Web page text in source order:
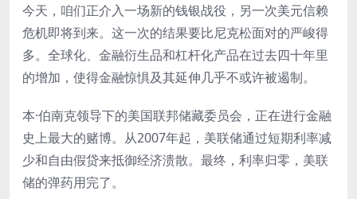
今天，咱们正介入一场新的钱银战役，另一次美元信赖
危机即将到来。这一次的结果要比尼克松面对的严峻得
多。全球化、金融衍生品和杠杆化产品在过去四十年里
的增加，使得金融惊惧及其延伸几乎不或许被遏制。
本·伯南克领导下的美国联邦储藏委员会，正在进行金融
史上最大的赌博。从2007年起，美联储通过短期利率减
少和自由假贷来抵御经济溃散。最终，利率归零，美联
储的弹药用完了。